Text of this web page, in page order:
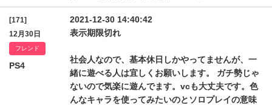
[171]
12月30日
フレンド
PS4
2021-12-30 14:40:42
表示期限切れ
社会人なので、基本休日しかやってませんが、一
緒に遊べる人は宜しくお願いします。 ガチ勢じゃ
ないので気楽に遊んでます。vcも大丈夫です。色
んなキャラを使ってみたいのとソロプレイの意味